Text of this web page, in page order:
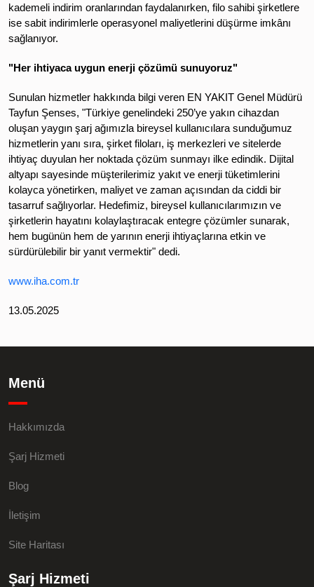
kademeli indirim oranlarından faydalanırken, filo sahibi şirketlere
ise sabit indirimlerle operasyonel maliyetlerini düşürme imkânı
sağlanıyor.
"Her ihtiyaca uygun enerji çözümü sunuyoruz"
Sunulan hizmetler hakkında bilgi veren EN YAKIT Genel Müdürü
Tayfun Şenses, "Türkiye genelindeki 250’ye yakın cihazdan
oluşan yaygın şarj ağımızla bireysel kullanıcılara sunduğumuz
hizmetlerin yanı sıra, şirket filoları, iş merkezleri ve sitelerde
ihtiyaç duyulan her noktada çözüm sunmayı ilke edindik. Dijital
altyapı sayesinde müşterilerimiz yakıt ve enerji tüketimlerini
kolayca yönetirken, maliyet ve zaman açısından da ciddi bir
tasarruf sağlıyorlar. Hedefimiz, bireysel kullanıcılarımızın ve
şirketlerin hayatını kolaylaştıracak entegre çözümler sunarak,
hem bugünün hem de yarının enerji ihtiyaçlarına etkin ve
sürdürülebilir bir yanıt vermektir" dedi.
www.iha.com.tr
13.05.2025
Menü
Hakkımızda
Şarj Hizmeti
Blog
İletişim
Site Haritası
Şarj Hizmeti